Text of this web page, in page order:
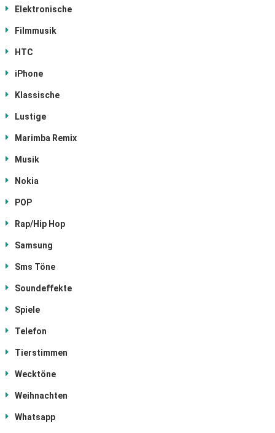
Elektronische
Filmmusik
HTC
iPhone
Klassische
Lustige
Marimba Remix
Musik
Nokia
POP
Rap/Hip Hop
Samsung
Sms Töne
Soundeffekte
Spiele
Telefon
Tierstimmen
Wecktöne
Weihnachten
Whatsapp